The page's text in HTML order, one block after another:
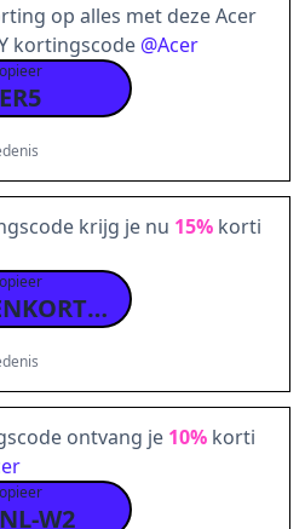
op alles met deze Acer
kortingscode @Acer
krijg je nu 15% korti
STUDENTENKORTING
ontvang je 10% korti
W2